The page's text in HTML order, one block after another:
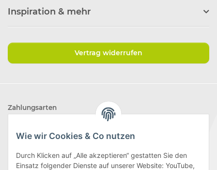
Wie wir Cookies & Co nutzen
Durch Klicken auf „Alle akzeptieren“ gestatten Sie den
Einsatz folgender Dienste auf unserer Website: YouTube,
Inspiration & mehr
Vertrag widerrufen
Zahlungsarten